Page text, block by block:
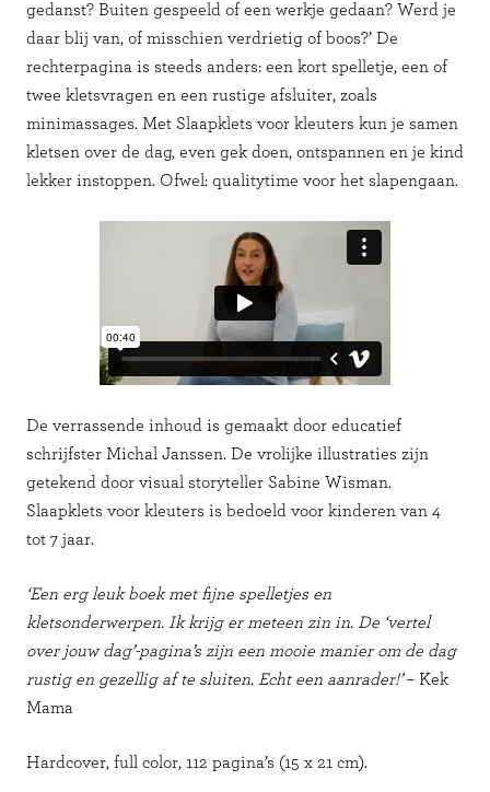
gedanst? Buiten gespeeld of een werkje gedaan? Werd je
daar blij van, of misschien verdrietig of boos?’ De
rechterpagina is steeds anders: een kort spelletje, een of
twee kletsvragen en een rustige afsluiter, zoals
minimassages. Met Slaapklets voor kleuters kun je samen
kletsen over de dag, even gek doen, ontspannen en je kind
lekker instoppen. Ofwel: qualitytime voor het slapengaan.
De verrassende inhoud is gemaakt door educatief
schrijfster Michal Janssen. De vrolijke illustraties zijn
getekend door visual storyteller Sabine Wisman.
Slaapklets voor kleuters is bedoeld voor kinderen van 4
tot 7 jaar.
‘Een erg leuk boek met fijne spelletjes en
kletsonderwerpen. Ik krijg er meteen zin in. De ‘vertel
over jouw dag’-pagina’s zijn een mooie manier om de dag
rustig en gezellig af te sluiten. Echt een aanrader!’– Kek
Mama
Hardcover, full color, 112 pagina’s (15 x 21 cm).